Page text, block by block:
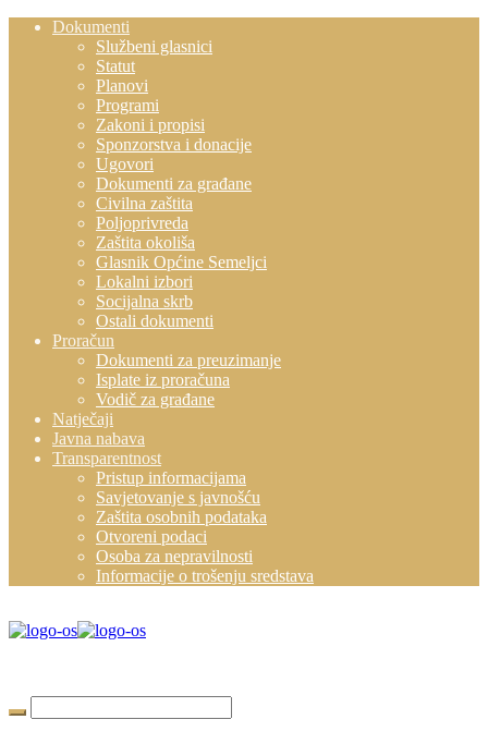
Dokumenti
Službeni glasnici
Statut
Planovi
Programi
Zakoni i propisi
Sponzorstva i donacije
Ugovori
Dokumenti za građane
Civilna zaštita
Poljoprivreda
Zaštita okoliša
Glasnik Općine Semeljci
Lokalni izbori
Socijalna skrb
Ostali dokumenti
Proračun
Dokumenti za preuzimanje
Isplate iz proračuna
Vodič za građane
Natječaji
Javna nabava
Transparentnost
Pristup informacijama
Savjetovanje s javnošću
Zaštita osobnih podataka
Otvoreni podaci
Osoba za nepravilnosti
Informacije o trošenju sredstava